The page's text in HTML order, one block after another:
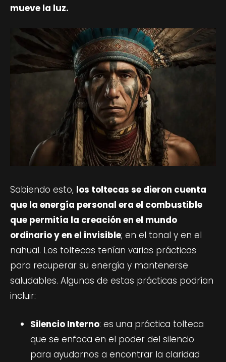
mueve la luz.
Sabiendo esto, los toltecas se dieron cuenta
que la energía personal era el combustible
que permitía la creación en el mundo
ordinario y en el invisible; en el tonal y en el
nahual. Los toltecas tenían varias prácticas
para recuperar su energía y mantenerse
saludables. Algunas de estas prácticas podrían
incluir:
Silencio Interno: es una práctica tolteca
que se enfoca en el poder del silencio
para ayudarnos a encontrar la claridad